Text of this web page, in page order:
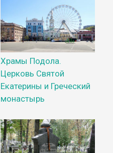
Храмы Подола.
Церковь Святой
Екатерины и Греческий
монастырь